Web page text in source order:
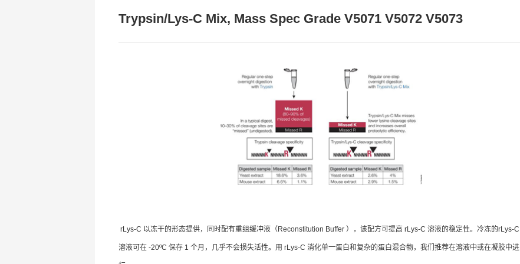
Trypsin/Lys-C Mix, Mass Spec Grade V5071 V5072 V5073
rLys-C 以冻干的形态提供，同时配有重组缓冲液（Reconstitution Buffer ），该配方可提高 rLys-C 溶液的稳定性。冷冻的rLys-C
溶液可在 -20ºC 保存 1 个月，几乎不会损失活性。用 rLys-C 消化单一蛋白和复杂的蛋白混合物，我们推荐在溶液中或在凝胶中进